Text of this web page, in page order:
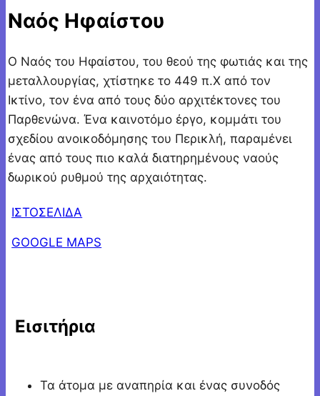
Ναός Ηφαίστου
Ο Ναός του Ηφαίστου, του θεού της φωτιάς και της
μεταλλουργίας, χτίστηκε το 449 π.Χ από τον
Ικτίνο, τον ένα από τους δύο αρχιτέκτονες του
Παρθενώνα. Ένα καινοτόμο έργο, κομμάτι του
σχεδίου ανοικοδόμησης του Περικλή, παραμένει
ένας από τους πιο καλά διατηρημένους ναούς
δωρικού ρυθμού της αρχαιότητας.
ΙΣΤΟΣΕΛΙΔΑ
GOOGLE MAPS
Εισιτήρια
Τα άτομα με αναπηρία και ένας συνοδός